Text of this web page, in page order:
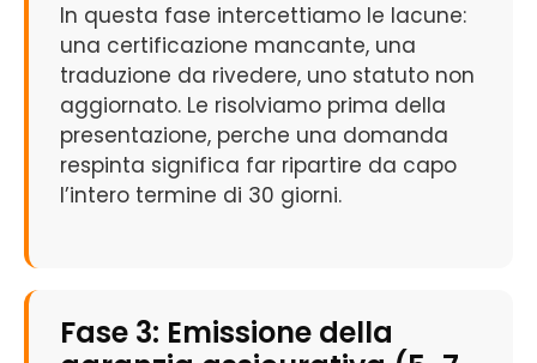
In questa fase intercettiamo le lacune:
una certificazione mancante, una
traduzione da rivedere, uno statuto non
aggiornato. Le risolviamo prima della
presentazione, perche una domanda
respinta significa far ripartire da capo
l’intero termine di 30 giorni.
Fase 3: Emissione della